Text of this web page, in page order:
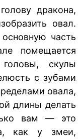
дракона,
овал.
часть
помещается
скулы
с зубами
овала,
длины делать
вам — это
как у змеи,